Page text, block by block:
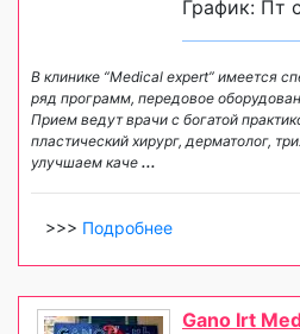
График: Пт
В клинике “Medical expert” имеется
ряд программ, передовое
Прием ведут врачи с богатой
пластический хирург, дерматолог,
улучшаем каче ...
>>> Подробнее
Gano Irt